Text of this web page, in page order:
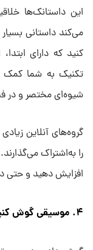
این داستانک‌ها
می‌کند داستانی بسیار
کنید که دارای
تکنیک به شما کمک
شیوه‌ای مختصر و در
گروه‌های آنلاین
را به‌اشتراک
افزایش دهید و حتی
۴. موسیقی گوش کنید